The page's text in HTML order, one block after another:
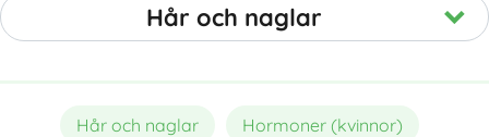
Hår och naglar
Hår och naglar Hormoner (kvinnor)